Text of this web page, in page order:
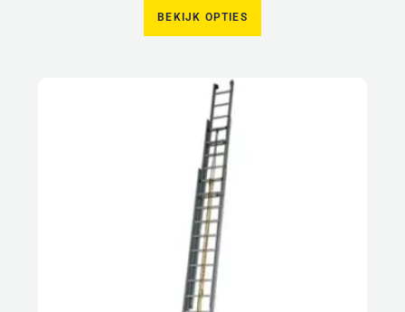
BEKIJK OPTIES
Dit
product
heeft
meerdere
variaties.
Deze
optie
kan
gekozen
worden
op